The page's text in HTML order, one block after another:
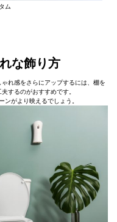
ム
な飾り方
れ感をさらにアップするには、棚を
するのがおすすめです。
ンがより映えるでしょう。